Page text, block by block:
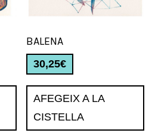
BALENA
30,25€
AFEGEIX A LA
CISTELLA